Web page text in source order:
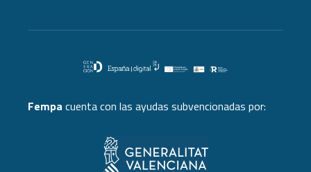
Fempa cuenta con las ayudas subvencionadas por: